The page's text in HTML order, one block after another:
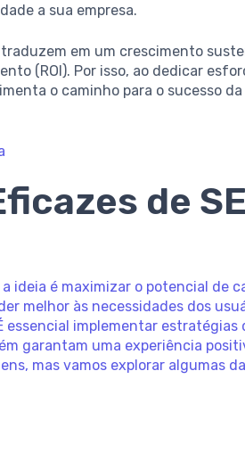
a sua empresa.
em um crescimento
(ROI). Por isso, ao dedicar
o caminho para o sucesso da
de
a ideia é maximizar o potencial de
melhor às necessidades dos
essencial implementar estratégias
garantam uma experiência
mas vamos explorar algumas